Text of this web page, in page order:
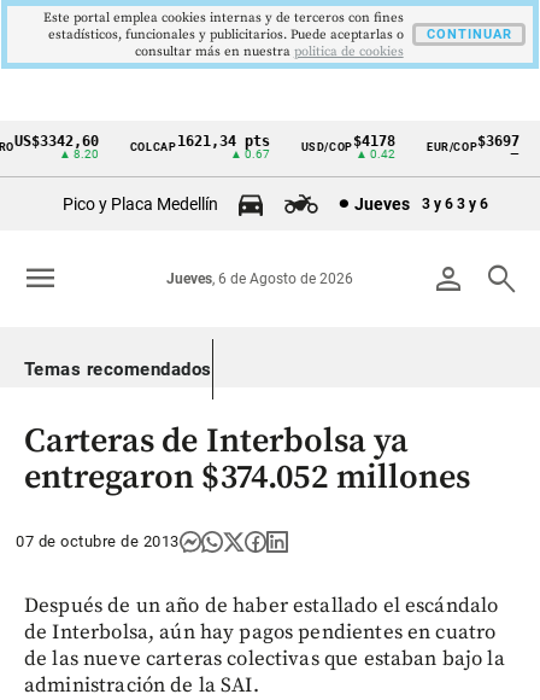
Cintillo
Colombia
US$3342,60
▲ 8.20
COLCAP1621,34 pts
▲ 0.67
USD/COP$4178
▲ 0.42
EUR/COP$3697
Pico y Placa Medellín Jueves 3 y 6 3 y 6
person search
Jueves, 6 de Agosto de 2026
menu
Temas recomendados
Carteras de Interbolsa ya
entregaron $374.052 millones
07 de octubre de 2013
Después de un año de haber estallado el escándalo
de Interbolsa, aún hay pagos pendientes en cuatro
de las nueve carteras colectivas que estaban bajo la
administración de la SAI.
Este portal emplea cookies internas y de terceros con fines
estadísticos, funcionales y publicitarios. Puede aceptarlas o
consultar más en nuestra politica de cookies
CONTINUAR